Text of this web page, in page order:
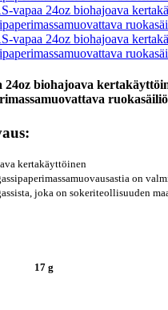
24oz biohajoava
kertakäyttöinen
on
joka on sokeriteollisuuden
17 g